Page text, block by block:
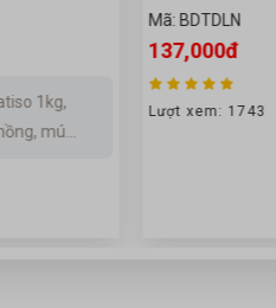
1kg,
mú...
Mã: BDTDLN
137,000đ
Lượt xem: 1743